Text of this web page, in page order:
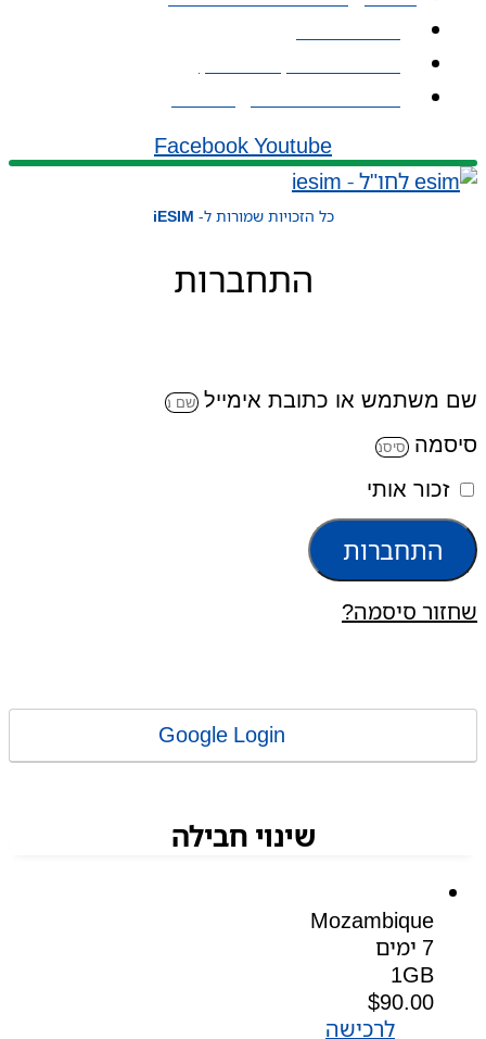
Facebook Youtube
כל הזכויות שמורות ל- iESIM
התחברות
שם משתמש או כתובת אימייל
סיסמה
זכור אותי
התחברות
שחזור סיסמה?
שינוי חבילה
Mozambique
7 ימים
1GB
$90.00
לרכישה